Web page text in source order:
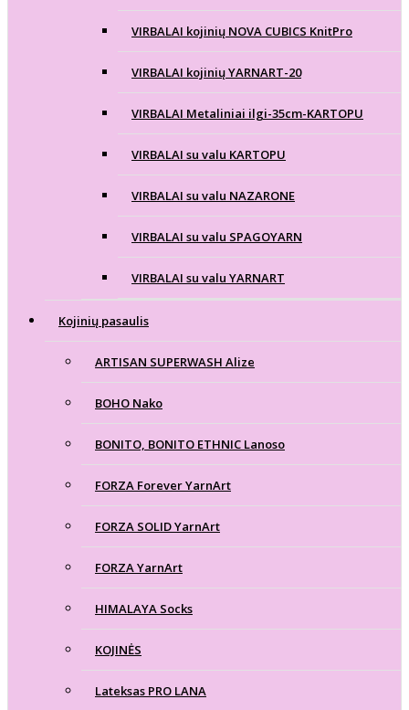
VIRBALAI kojinių NOVA CUBICS KnitPro
VIRBALAI kojinių YARNART-20
VIRBALAI Metaliniai ilgi-35cm-KARTOPU
VIRBALAI su valu KARTOPU
VIRBALAI su valu NAZARONE
VIRBALAI su valu SPAGOYARN
VIRBALAI su valu YARNART
Kojinių pasaulis
ARTISAN SUPERWASH Alize
BOHO Nako
BONITO, BONITO ETHNIC Lanoso
FORZA Forever YarnArt
FORZA SOLID YarnArt
FORZA YarnArt
HIMALAYA Socks
KOJINĖS
Lateksas PRO LANA